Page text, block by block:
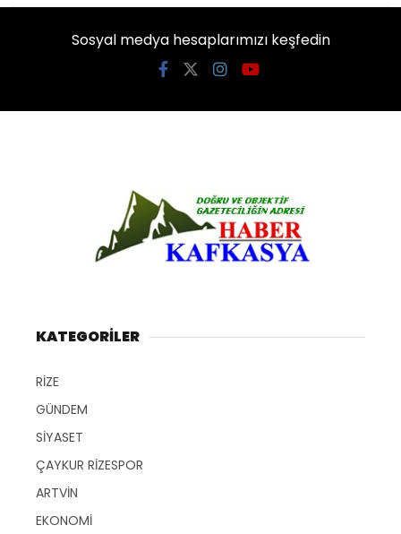
Sosyal medya hesaplarımızı keşfedin
KATEGORİLER
RİZE
GÜNDEM
SİYASET
ÇAYKUR RİZESPOR
ARTVİN
EKONOMİ